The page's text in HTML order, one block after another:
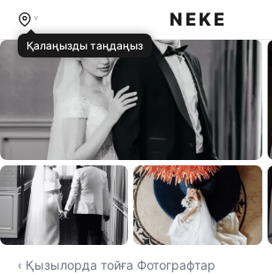
Қалаңызды таңдаңыз
NEKE
‹ Қызылорда тойға Фотографтар